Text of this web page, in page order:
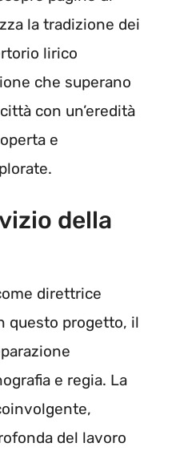
la tradizione dei
lirico
che superano
con un’eredità
e
della
direttrice
questo progetto, il
e regia. La
del lavoro